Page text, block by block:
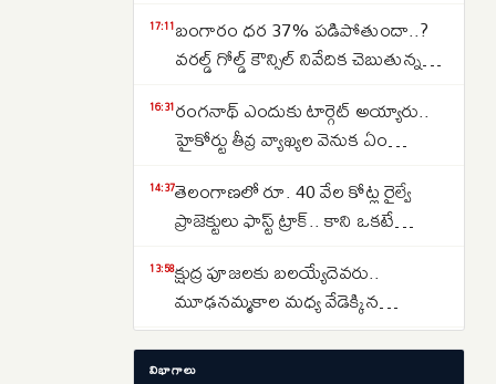
17:11బంగారం ధర 37% పడిపోతుందా..?
వరల్డ్ గోల్డ్ కౌన్సిల్ నివేదిక చెబుతున్న
16:31రంగనాథ్ ఎందుకు టార్గెట్ అయ్యారు..
హైకోర్టు తీవ్ర వ్యాఖ్యల వెనుక ఏం
14:37తెలంగాణలో రూ. 40 వేల కోట్ల రైల్వే
ప్రాజెక్టులు ఫాస్ట్ ట్రాక్.. కాని ఒకటే
13:58క్షుద్ర పూజలకు బలయ్యేదెవరు..
మూఢనమ్మకాల మధ్య వేడెక్కిన
తెలంగాణ రాజకీయాలు..
12:30Real Estate: హైదరాబాద్ రియల్
విభాగాలు